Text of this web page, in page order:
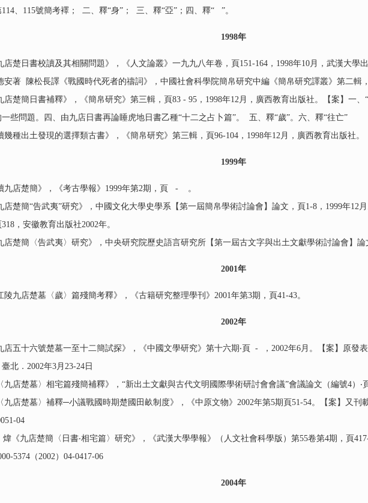
、115號簡考襗； 二、釋“身”； 三、釋“亞”；四、釋“ ”。
1998年
日書校讀及其相關問題》，《人文論叢》一九九八年卷，頁151-164，1998年10月，武漢大學出
陳松長譯《戰國時代死者的禱詞》，中國社會科學院簡帛研究中編《簡帛研究譯叢》第二輯，
簡日書補釋》，《簡帛研究》第三輯，頁83 - 95，1998年12月，廣西教育出版社。【案】一
些問題。四、由九店日書再論睡虎地日書乙種“十二之占卜篇”。 五、釋“歲”。六、釋“往亡”
出土發現的選擇類古書》，《簡帛研究》第三輯，頁96-104，1998年12月，廣西教育出版社。
1999年
楚簡》，《考古學報》1999年第2期，頁 - 。
簡“告武夷”研究》，中國文化大學史學系【第一屆簡帛學術討論會】論文，頁1-8，1999年12
，安徽教育出版社2002年。
簡〈告武夷〉研究》，中央研究院歷史語言研究所【第一屆古文字與出土文獻學術討論會】論
2001年
店楚墓〈歲〉篇殘簡考釋》，《古籍研究整理學刊》2001年第3期，頁41-43。
2002年
十六號楚墓一至十二簡試探》，《中國文學研究》第十六期‧頁 - ，2002年6月。【案】原發
北．2002年3月23-24日
楚墓〉相宅篇殘簡補釋》，“新出土文獻與古代文明國際學術研討會會議”會議論文（編號4）‧頁
楚墓〉補釋─小議戰國時期楚國田畝制度》，《中原文物》2002年第5期頁51-54。【案】又刊
04
九店楚簡〈日書‧相宅篇〉研究》，《武漢大學學報》（人文社會科學版）第55卷第4期，頁
5374（2002）04-0417-06
2004年